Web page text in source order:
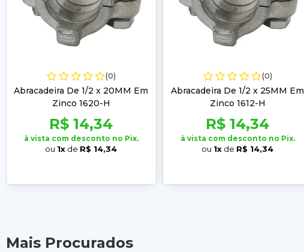
(0)
Abracadeira De 1/2 x 20MM Em
Zinco 1620-H
R$ 14,34
à vista com desconto no Pix.
ou 1x de R$ 14,34
(0)
Abracadeira De 1/2 x 25MM Em
Zinco 1612-H
R$ 14,34
à vista com desconto no Pix.
ou 1x de R$ 14,34
Mais Procurados